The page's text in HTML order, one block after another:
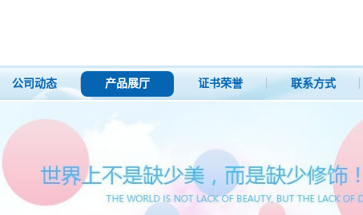
公司动态 产品展厅 证书荣誉 联系方式